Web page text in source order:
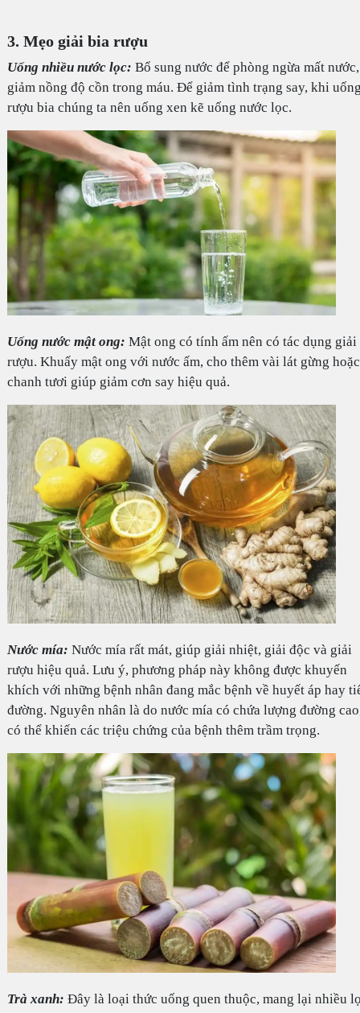
3. Mẹo giải bia rượu
Uống nhiều nước lọc: Bổ sung nước để phòng ngừa mất nước,
giảm nồng độ cồn trong máu. Để giảm tình trạng say, khi
rượu bia chúng ta nên uống xen kẽ uống nước lọc.
Uống nước mật ong: Mật ong có tính ấm nên có tác dụng giải
rượu. Khuấy mật ong với nước ấm, cho thêm vài lát gừng hoặc
chanh tươi giúp giảm cơn say hiệu quả.
Nước mía: Nước mía rất mát, giúp giải nhiệt, giải độc và giải
rượu hiệu quả. Lưu ý, phương pháp này không được khuyến
khích với những bệnh nhân đang mắc bệnh về huyết áp hay
đường. Nguyên nhân là do nước mía có chứa lượng đường
có thể khiến các triệu chứng của bệnh thêm trầm trọng.
Trà xanh: Đây là loại thức uống quen thuộc, mang lại nhiều